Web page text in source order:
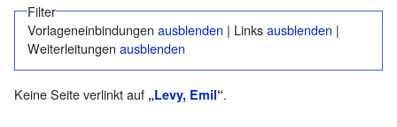
Filter
Vorlageneinbindungenausblenden | Linksausblenden |
Weiterleitungenausblenden
Keine Seite verlinkt auf „Levy, Emil“.